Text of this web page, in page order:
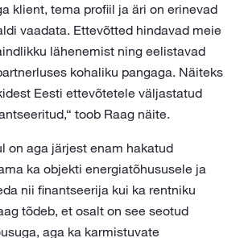
klient, tema profiil ja äri on erinevad
vaadata. Ettevõtted hindavad meie
lähenemist ning eelistavad
kohaliku pangaga. Näiteks
Eesti ettevõtetele väljastatud
toob Raag näite.
on aga järjest enam hakatud
ka objekti energiatõhususele ja
nii finantseerija kui ka rentniku
tõdeb, et osalt on see seotud
aga ka karmistuvate